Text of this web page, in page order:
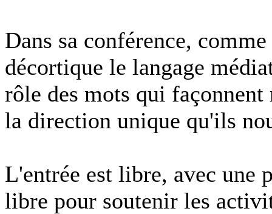
Dans sa conférence,
décortique le langage
rôle des mots qui
la direction unique qu'ils
L'entrée est libre, avec
libre pour soutenir les